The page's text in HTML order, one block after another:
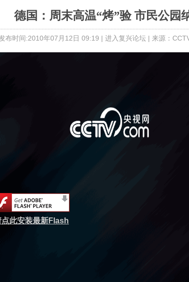
德国：周末高温“烤”验 市民公园
布时间:2010年07月12日 09:19 | 进入复兴论坛 | 来源：
点此安装最新Flash